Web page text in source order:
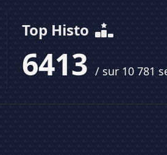
Top Histo
6413 / sur 10 781